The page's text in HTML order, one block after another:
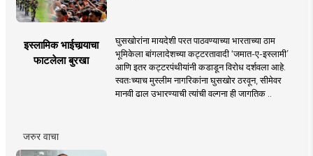
इस्लामिक भाईचार्‍याचा
फाटलेला बुरखा
घुसखोरांना मायदेशी परत पाठवण्याच्या भारताच्या ठाम
भूमिकेला बांगलादेशच्या कट्टरतावादी ‘जमात-ए-इस्लामी’
आणि इतर कट्टरपंथीयांनी कडाडून विरोध दर्शवला आहे.
स्वतःच्याच मुस्लीम नागरिकांना घुसखोर ठरवून, सीमेवर
मानवी ढाल उभारण्याची त्यांची वल्गना ही जागतिक ..
जरुर वाचा